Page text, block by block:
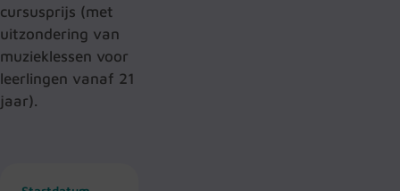
cursusprijs (met
uitzondering van
muzieklessen voor
leerlingen vanaf 21
jaar).